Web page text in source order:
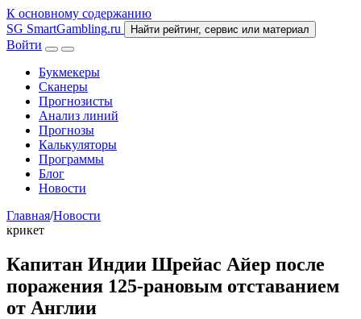
К основному содержанию
SG SmartGambling.ru Найти рейтинг, сервис или материал
Войти
Букмекеры
Сканеры
Прогнозисты
Анализ линий
Прогнозы
Калькуляторы
Программы
Блог
Новости
Главная/Новости
крикет
Капитан Индии Шрейас Айер после
поражения 125-рановым отставанием
от Англии